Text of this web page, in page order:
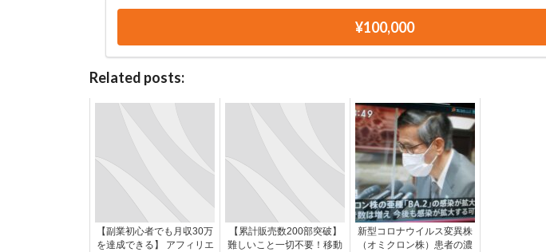
¥100,000
Related posts:
【副業初心者でも月収30万
を達成できる】 アフィリエ
【累計販売数200部突破】
難しいこと一切不要！移動
新型コロナウイルス変異株
（オミクロン株）患者の濃